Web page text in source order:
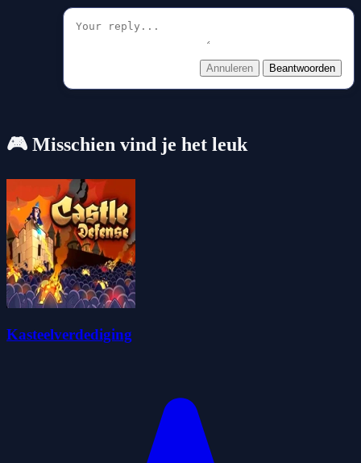
Annuleren Beantwoorden
🎮 Misschien vind je het leuk
Kasteelverdediging